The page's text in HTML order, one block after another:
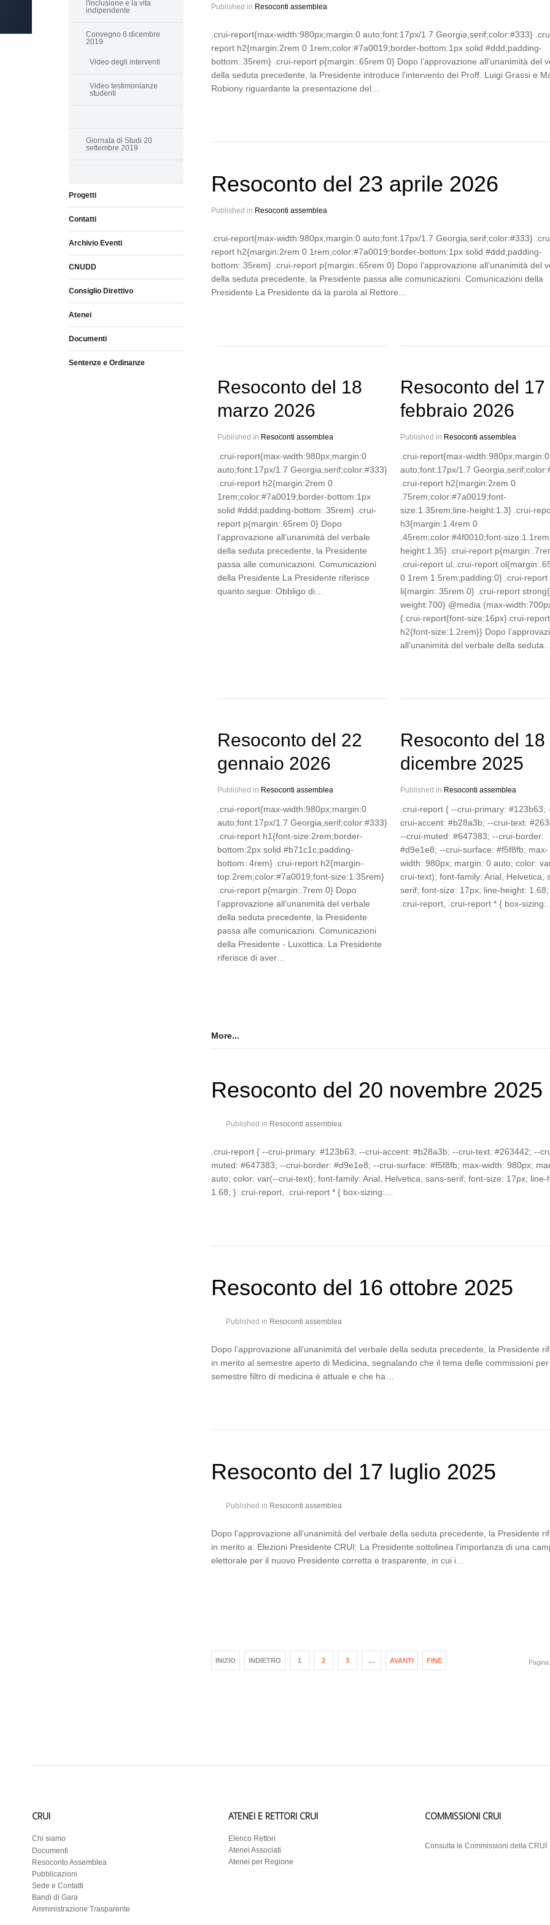
Published in Resoconti assemblea
.crui-report{max-width:980px;margin:0 auto;font:17px/1.7 Georgia,serif;color:#333}
report h2{margin:2rem 0 1rem;color:#7a0019;border-bottom:1px solid #ddd;padding-
bottom:.35rem} .crui-report p{margin:.65rem 0} Dopo l’approvazione all’unanimità del
della seduta precedente, la Presidente introduce l’intervento dei Proff. Luigi Grassi e
Robiony riguardante la presentazione del…
Resoconto del 23 aprile 2026
Published in Resoconti assemblea
.crui-report{max-width:980px;margin:0 auto;font:17px/1.7 Georgia,serif;color:#333}
report h2{margin:2rem 0 1rem;color:#7a0019;border-bottom:1px solid #ddd;padding-
bottom:.35rem} .crui-report p{margin:.65rem 0} Dopo l’approvazione all’unanimità del
della seduta precedente, la Presidente passa alle comunicazioni. Comunicazioni della
Presidente La Presidente dà la parola al Rettore…
Resoconto del 18
marzo 2026
Published in Resoconti assemblea
.crui-report{max-width:980px;margin:0
auto;font:17px/1.7 Georgia,serif;color:#333}
.crui-report h2{margin:2rem 0
1rem;color:#7a0019;border-bottom:1px
solid #ddd;padding-bottom:.35rem} .crui-
report p{margin:.65rem 0} Dopo
l’approvazione all’unanimità del verbale
della seduta precedente, la Presidente
passa alle comunicazioni. Comunicazioni
della Presidente La Presidente riferisce
quanto segue: Obbligo di…
Resoconto del 17
febbraio 2026
Published in Resoconti assemblea
.crui-report{max-width:980px;margin:0
auto;font:17px/1.7
.crui-report h2{margin:2rem 0
.75rem;color:#7a0019;font-
size:1.35rem;line-height:1.3} .crui-
h3{margin:1.4rem 0
.45rem;color:#4f0010;font-
height:1.35} .crui-report
.crui-report ul,.crui-report
0 1rem 1.5rem;padding:0} .crui-report
li{margin:.35rem 0} .crui-report
weight:700} @media (max-
{.crui-report{font-size:16px}.crui-report
h2{font-size:1.2rem}} Dopo
all’unanimità del verbale della seduta…
Resoconto del 22
gennaio 2026
Published in Resoconti assemblea
.crui-report{max-width:980px;margin:0
auto;font:17px/1.7 Georgia,serif;color:#333}
.crui-report h1{font-size:2rem;border-
bottom:2px solid #b71c1c;padding-
bottom:.4rem} .crui-report h2{margin-
top:2rem;color:#7a0019;font-size:1.35rem}
.crui-report p{margin:.7rem 0} Dopo
l’approvazione all’unanimità del verbale
della seduta precedente, la Presidente
passa alle comunicazioni. Comunicazioni
della Presidente - Luxottica: La Presidente
riferisce di aver…
Resoconto del 18
dicembre 2025
Published in Resoconti assemblea
.crui-report { --crui-primary: #123b63;
crui-accent: #b28a3b; --crui-text:
--crui-muted: #647383; --crui-border:
#d9e1e8; --crui-surface: #f5f8fb; max-
width: 980px; margin: 0 auto; color:
crui-text); font-family: Arial, Helvetica,
serif; font-size: 17px; line-height:
.crui-report, .crui-report * { box-sizing:…
More...
Resoconto del 20 novembre 2025
Published in Resoconti assemblea
.crui-report { --crui-primary: #123b63; --crui-accent: #b28a3b; --crui-text: #263442; --
muted: #647383; --crui-border: #d9e1e8; --crui-surface: #f5f8fb; max-width: 980px;
auto; color: var(--crui-text); font-family: Arial, Helvetica, sans-serif; font-size: 17px; line-
1.68; } .crui-report, .crui-report * { box-sizing:…
Resoconto del 16 ottobre 2025
Published in Resoconti assemblea
Dopo l’approvazione all’unanimità del verbale della seduta precedente, la Presidente
in merito al semestre aperto di Medicina, segnalando che il tema delle commissioni
semestre filtro di medicina è attuale e che ha…
Resoconto del 17 luglio 2025
Published in Resoconti assemblea
Dopo l’approvazione all’unanimità del verbale della seduta precedente, la Presidente
in merito a: Elezioni Presidente CRUI: La Presidente sottolinea l'importanza di una
elettorale per il nuovo Presidente corretta e trasparente, in cui i…
INIZIO INDIETRO 1 2 3 … AVANTI FINE
l'inclusione e la vita
indipendente
Convegno 6 dicembre
2019
Video degli interventi
Video testimonianze
studenti
Giornata di Studi 20
settembre 2019
Progetti
Contatti
Archivio Eventi
CNUDD
Consiglio Direttivo
Atenei
Documenti
Sentenze e Ordinanze
CRUI
Chi siamo
Documenti
Resoconto Assemblea
Pubblicazioni
Sede e Contatti
Bandi di Gara
Amministrazione Trasparente
ATENEI E RETTORI CRUI
Elenco Rettori
Atenei Associati
Atenei per Regione
COMMISSIONI CRUI
Consulta le Commissioni della CRUI